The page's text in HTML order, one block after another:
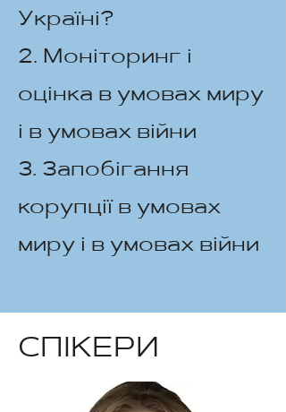
Україні?
2. Моніторинг і
оцінка в умовах миру
і в умовах війни
3. Запобігання
корупції в умовах
миру і в умовах війни
СПІКЕРИ